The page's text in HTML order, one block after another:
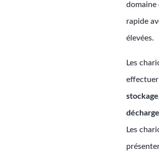
domaine
rapide
élevées.
Les
Les